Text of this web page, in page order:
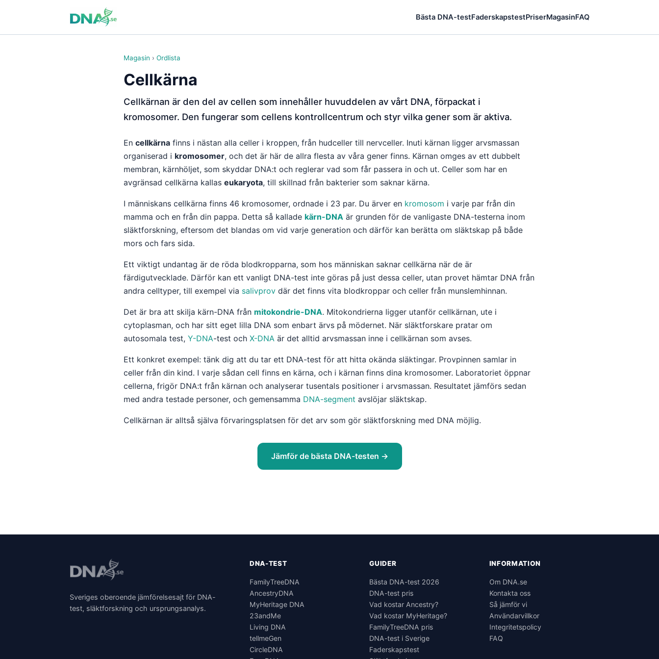
Bästa DNA-testFaderskapstestPriserMagasinFAQ
Magasin › Ordlista
Cellkärna
Cellkärnan är den del av cellen som innehåller huvuddelen av vårt DNA, förpackat i
kromosomer. Den fungerar som cellens kontrollcentrum och styr vilka gener som är aktiva.
En cellkärna finns i nästan alla celler i kroppen, från hudceller till nervceller. Inuti kärnan ligger arvsmassan
organiserad i kromosomer, och det är här de allra flesta av våra gener finns. Kärnan omges av ett dubbelt
membran, kärnhöljet, som skyddar DNA:t och reglerar vad som får passera in och ut. Celler som har en
avgränsad cellkärna kallas eukaryota, till skillnad från bakterier som saknar kärna.
I människans cellkärna finns 46 kromosomer, ordnade i 23 par. Du ärver en kromosom i varje par från din
mamma och en från din pappa. Detta så kallade kärn-DNA är grunden för de vanligaste DNA-testerna inom
släktforskning, eftersom det blandas om vid varje generation och därför kan berätta om släktskap på både
mors och fars sida.
Ett viktigt undantag är de röda blodkropparna, som hos människan saknar cellkärna när de är
färdigutvecklade. Därför kan ett vanligt DNA-test inte göras på just dessa celler, utan provet hämtar DNA från
andra celltyper, till exempel via salivprov där det finns vita blodkroppar och celler från munslemhinnan.
Det är bra att skilja kärn-DNA från mitokondrie-DNA. Mitokondrierna ligger utanför cellkärnan, ute i
cytoplasman, och har sitt eget lilla DNA som enbart ärvs på mödernet. När släktforskare pratar om
autosomala test, Y-DNA-test och X-DNA är det alltid arvsmassan inne i cellkärnan som avses.
Ett konkret exempel: tänk dig att du tar ett DNA-test för att hitta okända släktingar. Provpinnen samlar in
celler från din kind. I varje sådan cell finns en kärna, och i kärnan finns dina kromosomer. Laboratoriet öppnar
cellerna, frigör DNA:t från kärnan och analyserar tusentals positioner i arvsmassan. Resultatet jämförs sedan
med andra testade personer, och gemensamma DNA-segment avslöjar släktskap.
Cellkärnan är alltså själva förvaringsplatsen för det arv som gör släktforskning med DNA möjlig.
Jämför de bästa DNA-testen →
Sveriges oberoende jämförelsesajt för DNA-
test, släktforskning och ursprungsanalys.
DNA-TEST
FamilyTreeDNA
AncestryDNA
MyHeritage DNA
23andMe
Living DNA
tellmeGen
CircleDNA
GUIDER
Bästa DNA-test 2026
DNA-test pris
Vad kostar Ancestry?
Vad kostar MyHeritage?
FamilyTreeDNA pris
DNA-test i Sverige
Faderskapstest
INFORMATION
Om DNA.se
Kontakta oss
Så jämför vi
Användarvillkor
Integritetspolicy
FAQ